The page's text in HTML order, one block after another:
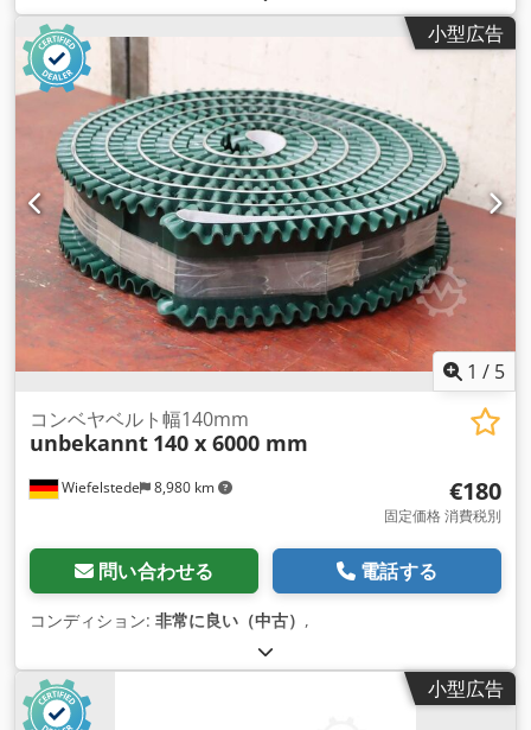
小型広告
1 / 5
Wiefelstede 8,980 km
コンベヤベルト幅140mm
unbekannt 140 x 6000 mm
€180
固定価格 消費税別
問い合わせる 電話する
コンディション: 非常に良い（中古） ,
小型広告